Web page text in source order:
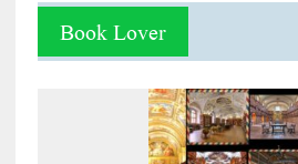
Book Lover